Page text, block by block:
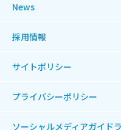
News
採用情報
サイトポリシー
プライバシーポリシー
ソーシャルメディアガイド